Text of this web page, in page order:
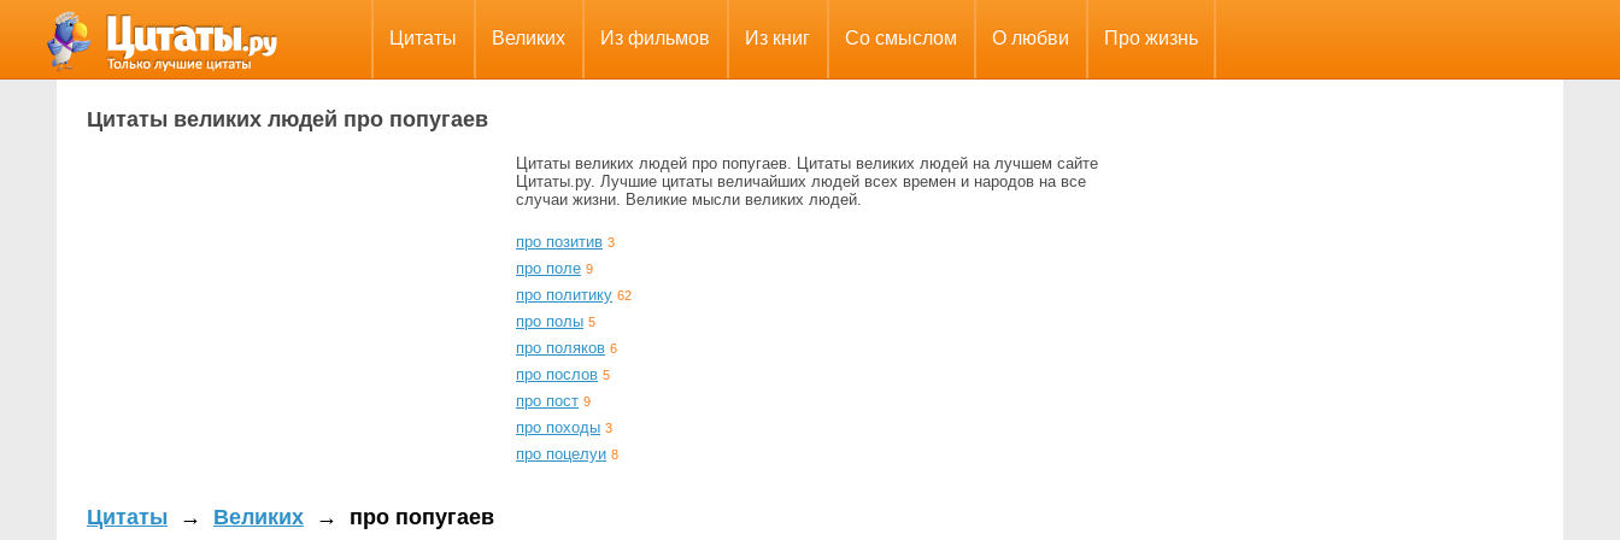
Цитаты Великих Из фильмов Из книг Со смыслом О любви Про жизнь
Цитаты великих людей про попугаев
Цитаты великих людей про попугаев. Цитаты великих людей на лучшем сайте
Цитаты.ру. Лучшие цитаты величайших людей всех времен и народов на все
случаи жизни. Великие мысли великих людей.
про позитив 3
про поле 9
про политику 62
про полы 5
про поляков 6
про послов 5
про пост 9
про походы 3
про поцелуи 8
Цитаты → Великих → про попугаев